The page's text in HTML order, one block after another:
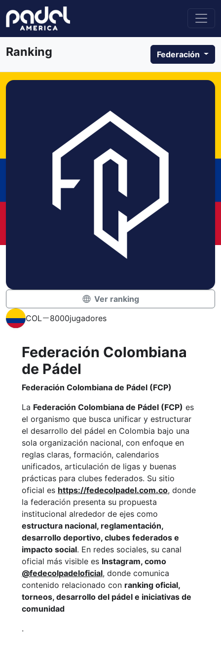
Ranking Federación
Ver ranking
COL
8000jugadores
Federación Colombiana
de Pádel
Federación Colombiana de Pádel (FCP)
La Federación Colombiana de Pádel (FCP) es
el organismo que busca unificar y estructurar
el desarrollo del pádel en Colombia bajo una
sola organización nacional, con enfoque en
reglas claras, formación, calendarios
unificados, articulación de ligas y buenas
prácticas para clubes federados. Su sitio
oficial es https://fedecolpadel.com.co, donde
la federación presenta su propuesta
institucional alrededor de ejes como
estructura nacional, reglamentación,
desarrollo deportivo, clubes federados e
impacto social. En redes sociales, su canal
oficial más visible es Instagram, como
@fedecolpadeloficial, donde comunica
contenido relacionado con ranking oficial,
torneos, desarrollo del pádel e iniciativas de
comunidad
.